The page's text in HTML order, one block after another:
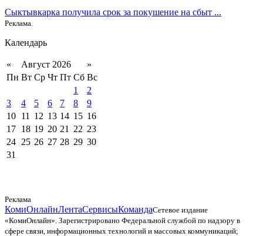
Сыктывкарка получила срок за покушение на сбыт ...
Реклама.
Календарь
« Август 2026
»
Пн Вт Ср Чт Пт Сб Вс
1
2
3
4 5 6 7 8
9
10 11 12 13 14 15 16
17 18 19 20 21 22 23
24 25 26 27 28 29 30
31
Реклама
КомиОнлайнЛентаСервисыКомандаСетевое издание
«КомиОнлайн». Зарегистрировано Федеральной службой по надзору в
сфере связи, информационных технологий и массовых коммуникаций;